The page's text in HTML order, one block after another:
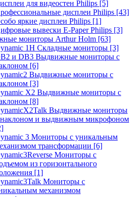
для видеостен Philips [5]
дисплеи Philips [43]
яркие дисплеи Philips [1]
вывески E-Paper Philips [3]
мониторы Arthur Holm [63]
1Н Складные мониторы [3]
и DB3 Выдвижные мониторы с
[6]
Выдвижные мониторы с
[3]
X2 Выдвижные мониторы с
[8]
Выдвижные мониторы
и выдвижным микрофоном
3 Мониторы с уникальным
трансформации [6]
Мониторы с
из горизонтального
[1]
Мониторы с
механизмом